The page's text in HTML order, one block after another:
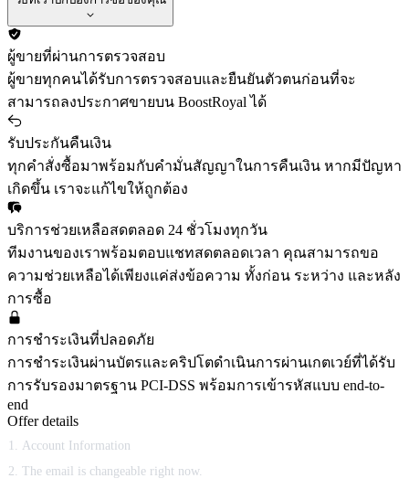
ผู้ขายที่ผ่านการตรวจสอบ
ผู้ขายทุกคนได้รับการตรวจสอบและยืนยันตัวตนก่อนที่จะ
สามารถลงประกาศขายบน BoostRoyal ได้
รับประกันคืนเงิน
ทุกคำสั่งซื้อมาพร้อมกับคำมั่นสัญญาในการคืนเงิน หากมีปัญหา
เกิดขึ้น เราจะแก้ไขให้ถูกต้อง
บริการช่วยเหลือสดตลอด 24 ชั่วโมงทุกวัน
ทีมงานของเราพร้อมตอบแชทสดตลอดเวลา คุณสามารถขอ
ความช่วยเหลือได้เพียงแค่ส่งข้อความ ทั้งก่อน ระหว่าง และหลัง
การซื้อ
การชำระเงินที่ปลอดภัย
การชำระเงินผ่านบัตรและคริปโตดำเนินการผ่านเกตเวย์ที่ได้รับ
การรับรองมาตรฐาน PCI-DSS พร้อมการเข้ารหัสแบบ end-to-
end
Offer details
Account Information
The email is changeable right now.